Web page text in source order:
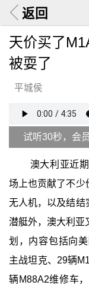
返回
天价买了
被耍了
平城侯
试听30秒，会
澳大利亚近
场上也贡献了不
无人机，以及结结
潜艇外，澳大利亚
划，内容包括向
主战坦克、29辆
辆M88A2维修车